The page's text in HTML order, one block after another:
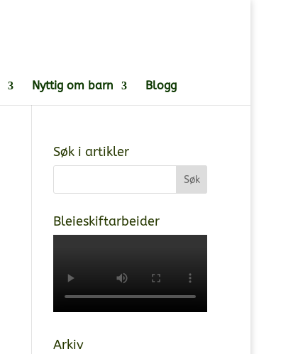
Nyttig om barn Blogg
Søk i artikler
Bleieskiftarbeider
Arkiv